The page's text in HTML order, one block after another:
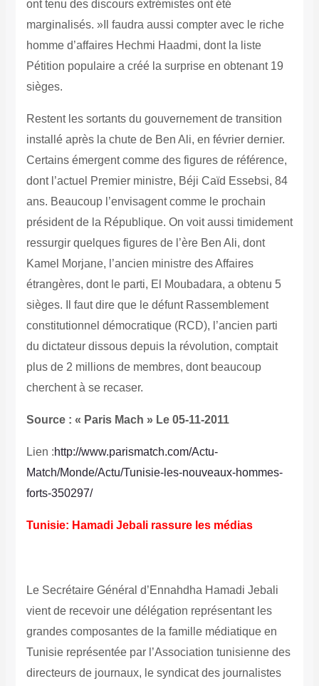
ont tenu des discours extrémistes ont été
marginalisés. »Il faudra aussi compter avec le riche
homme d’affaires Hechmi Haadmi, dont la liste
Pétition ­populaire a créé la surprise en obtenant 19
sièges.
Restent les sortants du gouvernement de transition
installé après la chute de Ben Ali, en février dernier.
Certains émergent comme des figures de référence,
dont l’actuel Premier ministre, Béji Caïd Essebsi, 84
ans. Beaucoup l’envisagent comme le prochain
président de la République. On voit aussi timidement
ressurgir quelques figures de l’ère Ben Ali, dont
Kamel Morjane, l’ancien ministre des ­Affaires
étrangères, dont le parti, El Moubadara, a obtenu 5
sièges. Il faut dire que le défunt Rassemblement
constitutionnel démocratique (RCD), l’ancien parti
du dictateur dissous depuis la révolution, comptait
plus de 2 millions de membres, dont beaucoup
cherchent à se recaser.
Source : « Paris Mach » Le 05-11-2011
Lien :http://www.parismatch.com/Actu-
Match/Monde/Actu/Tunisie-les-nouveaux-hommes-
forts-350297/
Tunisie: Hamadi Jebali rassure les médias
Le Secrétaire Général d’Ennahdha Hamadi Jebali
vient de recevoir une délégation représentant les
grandes composantes de la famille médiatique en
Tunisie représentée par l’Association tunisienne des
directeurs de journaux, le syndicat des journalistes